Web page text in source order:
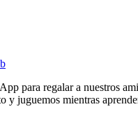
para regalar a nuestros
y juguemos mientras